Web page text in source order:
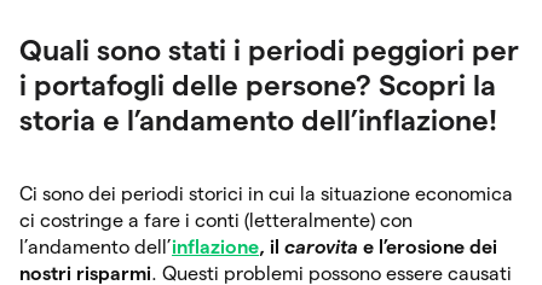
Quali sono stati i periodi peggiori per
i portafogli delle persone? Scopri la
storia e l’andamento dell’inflazione!
Ci sono dei periodi storici in cui la situazione economica
ci costringe a fare i conti (letteralmente) con
l’andamento dell’inflazione, il carovita e l’erosione dei
nostri risparmi. Questi problemi possono essere causati